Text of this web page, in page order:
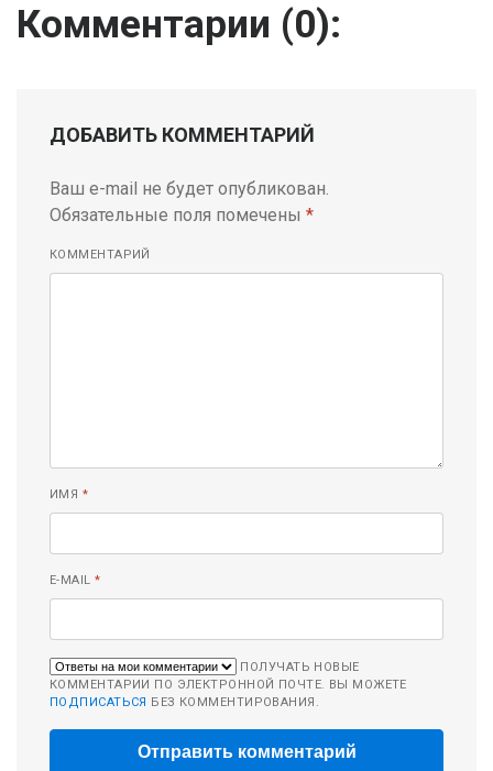
Комментарии (0):
ДОБАВИТЬ КОММЕНТАРИЙ
Ваш e-mail не будет опубликован.
Обязательные поля помечены *
КОММЕНТАРИЙ
ИМЯ *
E-MAIL*
ПОЛУЧАТЬ НОВЫЕ
КОММЕНТАРИИ ПО ЭЛЕКТРОННОЙ ПОЧТЕ. ВЫ МОЖЕТЕ
ПОДПИСАТЬСЯ БЕЗ КОММЕНТИРОВАНИЯ.